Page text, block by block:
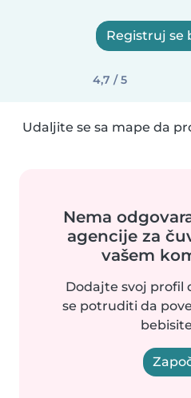
Registruj se
4,7 / 5
Udaljite se sa mape da
Nema
agencije za
vašem
Dodajte svoj profil
se potruditi da